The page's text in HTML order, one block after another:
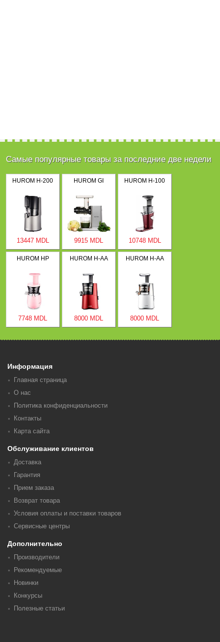
Самые популярные товары за последние две недели
HUROM H-200
13447 MDL
HUROM GI
9915 MDL
HUROM H-100
10748 MDL
HUROM HP
7748 MDL
HUROM H-AA
8000 MDL
HUROM H-AA
8000 MDL
Информация
Главная страница
О нас
Политика конфиденциальности
Контакты
Карта сайта
Обслуживание клиентов
Доставка
Гарантия
Прием заказа
Возврат товара
Условия оплаты и поставки товаров
Сервисные центры
Дополнительно
Производители
Рекомендуемые
Новинки
Конкурсы
Полезные статьи